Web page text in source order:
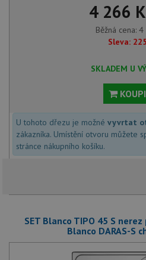
4 266
Běžná cena: 4
Sleva: 225
SKLADEM U
U tohoto dřezu je možné vyvrtat
zákazníka. Umístění otvoru můžete
stránce nákupního košíku.
SET Blanco TIPO 45 S
Blanco DARAS-S